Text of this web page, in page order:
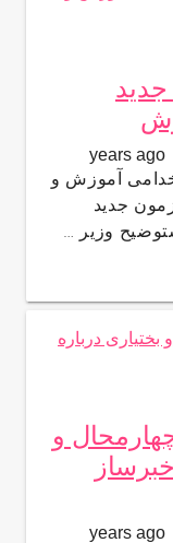
جدید
آموزش و
جدید
وزیر …
و